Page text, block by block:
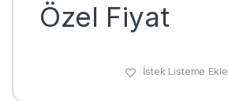
Özel Fiyat
İstek Listeme Ekle